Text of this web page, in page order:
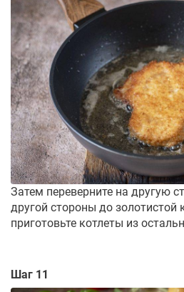
Затем переверните на другую
другой стороны до золотистой
приготовьте котлеты из
Шаг 11